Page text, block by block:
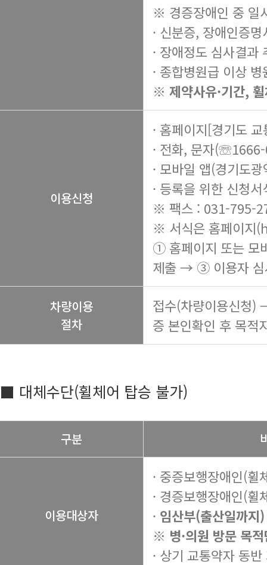
※ 경증장애인 중 일
· 신분증, 장애인증명
· 장애정도 심사결과
· 종합병원급 이상
※ 제약사유·기간,
이용신청
· 홈페이지[경기도
· 전화, 문자
· 모바일 앱(경기도
· 등록을 위한 신청
※ 팩스 : 031-795-
※ 서식은 홈페이지(
① 홈페이지 또는 모
제출 → ③ 이용자 심
차량이용
절차
접수(차량이용신청)
증 본인확인 후 목
■ 대체수단(휠체어 탑승 불가)
구분
이용대상자
· 중증보행장애인(휠
· 경증보행장애인(휠
· 임산부(출산일까지)
※ 병·의원 방문 목
· 상기 교통약자 동